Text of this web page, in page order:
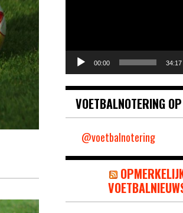
00:00 34:17
VOETBALNOTERING
@voetbalnotering